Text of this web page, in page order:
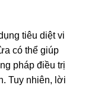
tiêu diệt vi
có thể giúp
pháp điều trị
Tuy nhiên, lời